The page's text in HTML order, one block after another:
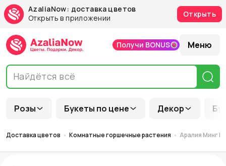
AzaliaNow: доставка цветов
Открыть в приложении
Открыть
Розы Букеты по цене Декор
Получи BONUS Меню
Доставка цветов Комнатные горшечные растения Аралия Минг